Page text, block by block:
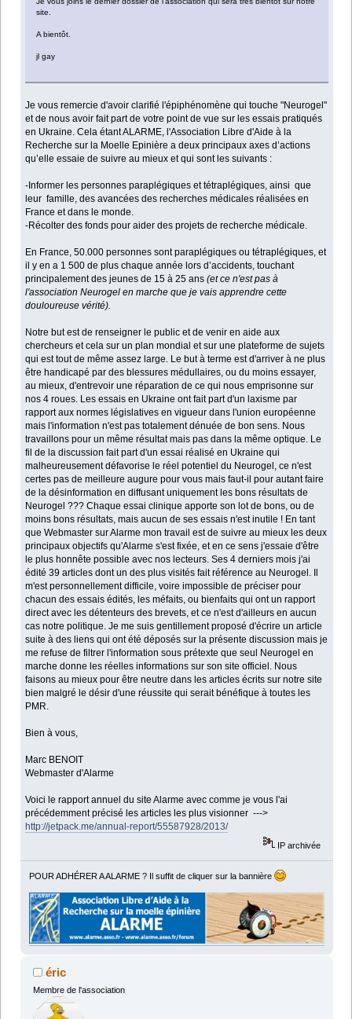
site.
A bientôt.
jl gay
Je vous remercie d'avoir clarifié l'épiphénomène qui touche "Neurogel"
et de nous avoir fait part de votre point de vue sur les essais pratiqués
en Ukraine. Cela étant ALARME, l'Association Libre d'Aide à la
Recherche sur la Moelle Epinière a deux principaux axes d’actions
qu’elle essaie de suivre au mieux et qui sont les suivants :
-Informer les personnes paraplégiques et tétraplégiques, ainsi que
leur famille, des avancées des recherches médicales réalisées en
France et dans le monde.
-Récolter des fonds pour aider des projets de recherche médicale.
En France, 50.000 personnes sont paraplégiques ou tétraplégiques, et
il y en a 1 500 de plus chaque année lors d’accidents, touchant
principalement des jeunes de 15 à 25 ans(et ce n'est pas à
l'association Neurogel en marche que je vais apprendre cette
douloureuse vérité).
Notre but est de renseigner le public et de venir en aide aux
chercheurs et cela sur un plan mondial et sur une plateforme de sujets
qui est tout de même assez large. Le but à terme est d'arriver à ne plus
être handicapé par des blessures médullaires, ou du moins essayer,
au mieux, d'entrevoir une réparation de ce qui nous emprisonne sur
nos 4 roues. Les essais en Ukraine ont fait part d'un laxisme par
rapport aux normes législatives en vigueur dans l'union européenne
mais l'information n'est pas totalement dénuée de bon sens. Nous
travaillons pour un même résultat mais pas dans la même optique. Le
fil de la discussion fait part d'un essai réalisé en Ukraine qui
malheureusement défavorise le réel potentiel du Neurogel, ce n'est
certes pas de meilleure augure pour vous mais faut-il pour autant faire
de la désinformation en diffusant uniquement les bons résultats de
Neurogel ??? Chaque essai clinique apporte son lot de bons, ou de
moins bons résultats, mais aucun de ses essais n'est inutile ! En tant
que Webmaster sur Alarme mon travail est de suivre au mieux les deux
principaux objectifs qu'Alarme s'est fixée, et en ce sens j'essaie d'être
le plus honnête possible avec nos lecteurs. Ses 4 derniers mois j'ai
édité 39 articles dont un des plus visités fait référence au Neurogel. Il
m'est personnellement difficile, voire impossible de préciser pour
chacun des essais édités, les méfaits, ou bienfaits qui ont un rapport
direct avec les détenteurs des brevets, et ce n'est d'ailleurs en aucun
cas notre politique. Je me suis gentillement proposé d'écrire un article
suite à des liens qui ont été déposés sur la présente discussion mais je
me refuse de filtrer l'information sous prétexte que seul Neurogel en
marche donne les réelles informations sur son site officiel. Nous
faisons au mieux pour être neutre dans les articles écrits sur notre site
bien malgré le désir d'une réussite qui serait bénéfique à toutes les
PMR.
Bien à vous,
Marc BENOIT
Webmaster d'Alarme
Voici le rapport annuel du site Alarme avec comme je vous l'ai
précédemment précisé les articles les plus visionner --->
http://jetpack.me/annual-report/55587928/2013/
IP archivée
POUR ADHÉRER A ALARME ? Il suffit de cliquer sur la bannière
éric
Membre de l'association